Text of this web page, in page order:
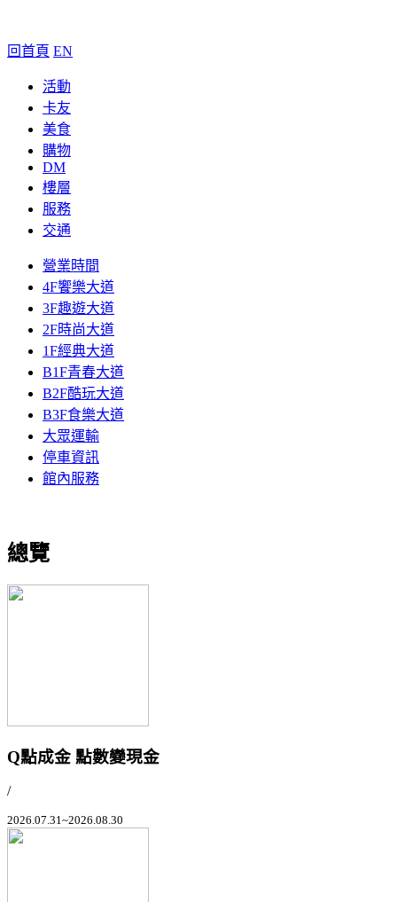
回首頁 EN
活動
卡友
美食
購物
DM
樓層
服務
交通
營業時間
4F饗樂大道
3F趣遊大道
2F時尚大道
1F經典大道
B1F青春大道
B2F酷玩大道
B3F食樂大道
大眾運輸
停車資訊
館內服務
總覽
Q點成金 點數變現金
/
2026.07.31~2026.08.30